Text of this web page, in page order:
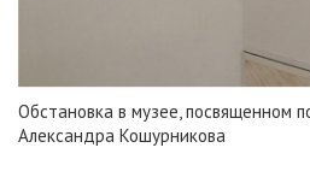
Обстановка в музее, посвященном
Александра Кошурникова